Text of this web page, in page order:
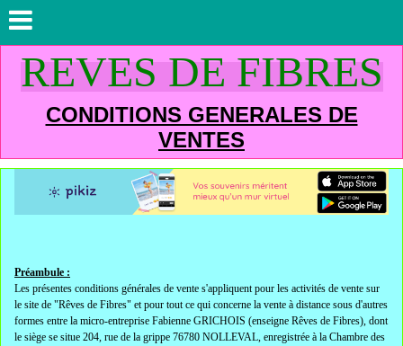
REVES DE FIBRES
CONDITIONS GENERALES DE
VENTES
Préambule :
Les présentes conditions générales de vente s'appliquent pour les activités de vente sur
le site de "Rêves de Fibres" et pour tout ce qui concerne la vente à distance sous d'autres
formes entre la micro-entreprise Fabienne GRICHOIS (enseigne Rêves de Fibres), dont
le siège se situe 204, rue de la grippe 76780 NOLLEVAL, enregistrée à la Chambre des